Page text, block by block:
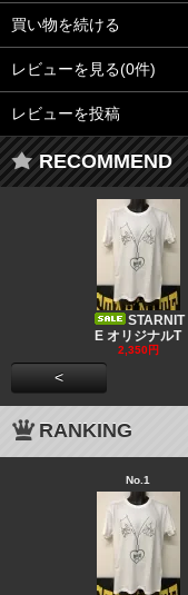
買い物を続ける
レビューを見る(0件)
レビューを投稿
RECOMMEND
STARNIT
E オリジナルT
2,350円
<
RANKING
No.1